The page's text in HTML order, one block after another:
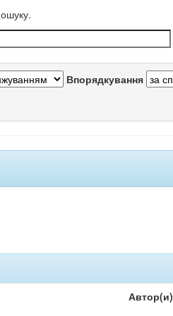
Впорядкування
Автор(и)